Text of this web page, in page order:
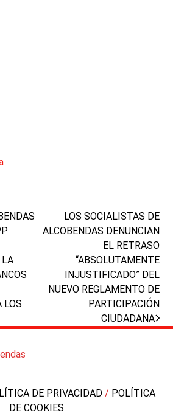
LA
LOS
next
post:
LOS SOCIALISTAS DE
ALCOBENDAS DENUNCIAN
EL RETRASO
“ABSOLUTAMENTE
INJUSTIFICADO” DEL
NUEVO REGLAMENTO DE
PARTICIPACIÓN
CIUDADANA
DE PRIVACIDAD / POLÍTICA
DE COOKIES